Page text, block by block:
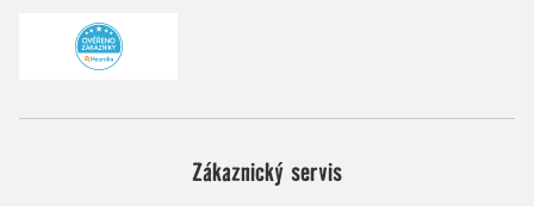
Zákaznický servis